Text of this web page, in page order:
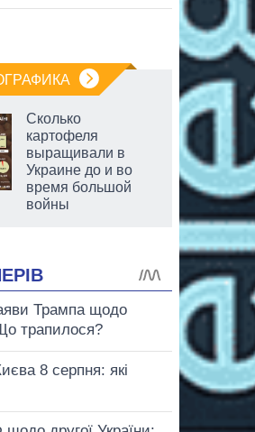
Сколько
картофеля
выращивали в
Украине до и во
время большой
войны